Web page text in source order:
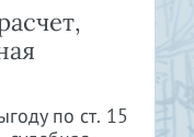
по ст. 15